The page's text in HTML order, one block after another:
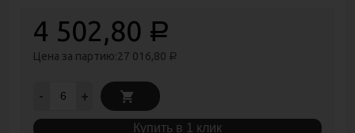
4 502,80 Р
Цена за партию:27 016,80 Р
- +
Купить в 1 клик